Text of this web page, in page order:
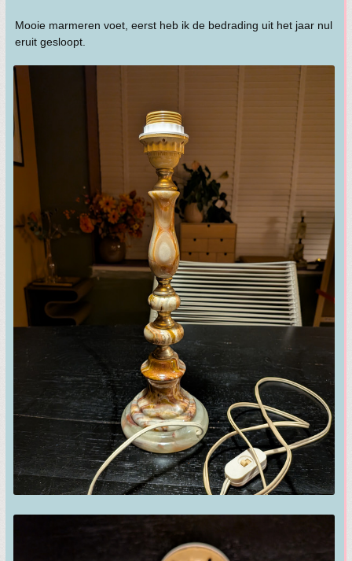
Mooie marmeren voet, eerst heb ik de bedrading uit het jaar nul
eruit gesloopt.